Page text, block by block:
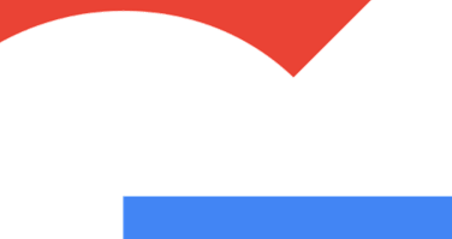
Cadena 3